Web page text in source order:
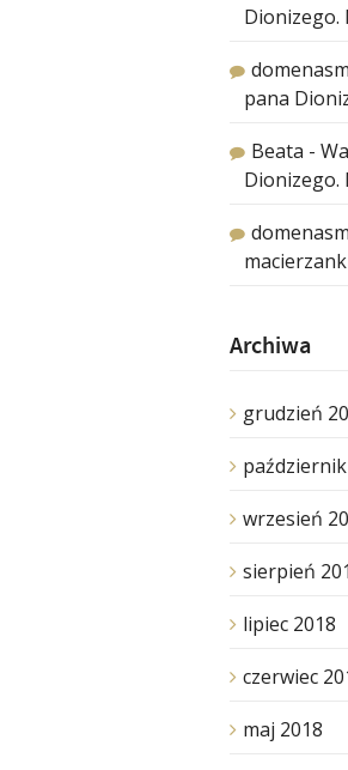
Dionizego.
pana
Beata -
Dionizego.
Archiwa
grudzień
wrzesień
sierpień
lipiec 2018
czerwiec
maj 2018